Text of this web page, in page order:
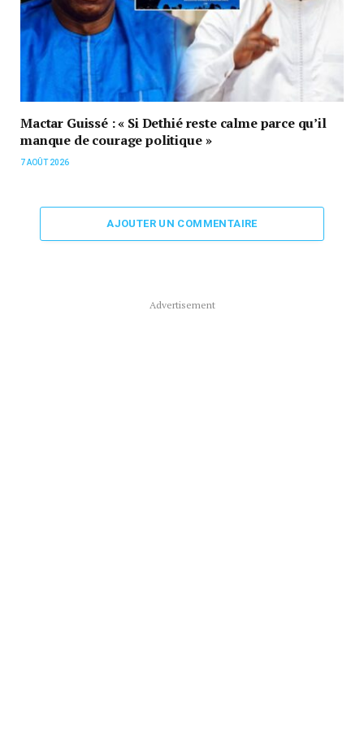
Mactar Guissé : « Si Dethié reste calme parce qu’il
manque de courage politique »
7 AOÛT 2026
AJOUTER UN COMMENTAIRE
Advertisement